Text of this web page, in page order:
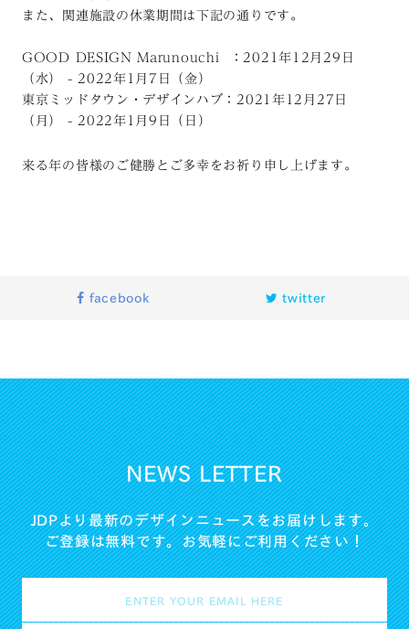
また、関連施設の休業期間は下記の通りです。
GOOD DESIGN Marunouchi ：2021年12月29日
（水） - 2022年1月7日（金）
東京ミッドタウン・デザインハブ：2021年12月27日
（月） - 2022年1月9日（日）
来る年の皆様のご健勝とご多幸をお祈り申し上げます。
facebook twitter
NEWS LETTER
JDPより最新のデザインニュースをお届けします。
ご登録は無料です。お気軽にご利用ください！